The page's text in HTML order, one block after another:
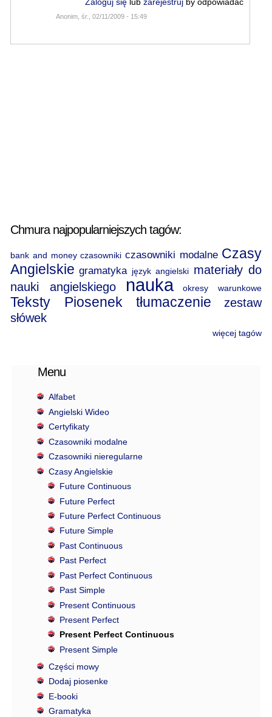
Anonim, śr., 02/11/2009 - 15:49
Chmura najpopularniejszych tagów:
bank and money czasowniki czasowniki modalne Czasy
Angielskie gramatyka język angielski materiały do
nauki angielskiego
nauka okresy warunkowe
Teksty Piosenek tłumaczenie
zestaw
słówek
więcej tagów
Menu
Alfabet
Angielski Wideo
Certyfikaty
Czasowniki modalne
Czasowniki nieregularne
Czasy Angielskie
Future Continuous
Future Perfect
Future Perfect Continuous
Future Simple
Past Continuous
Past Perfect
Past Perfect Continuous
Past Simple
Present Continuous
Present Perfect
Present Perfect Continuous
Present Simple
Części mowy
Dodaj piosenke
E-booki
Gramatyka